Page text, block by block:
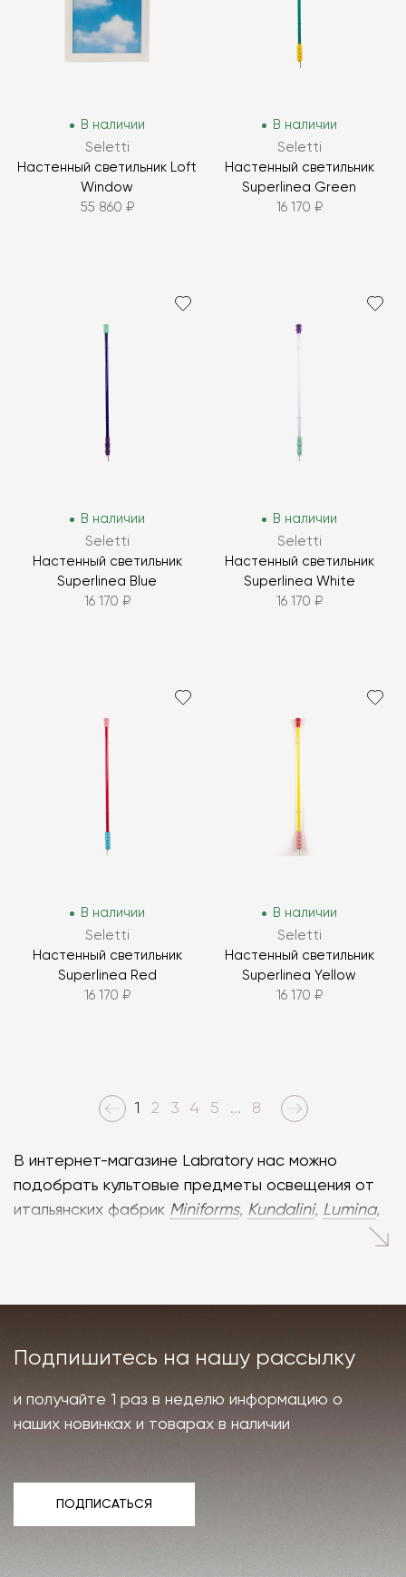
В наличии
Seletti
Настенный светильник Loft
Window
55 860 ₽
В наличии
Seletti
Настенный светильник
Superlinea Green
16 170 ₽
В наличии
Seletti
Настенный светильник
Superlinea Blue
16 170 ₽
В наличии
Seletti
Настенный светильник
Superlinea White
16 170 ₽
В наличии
Seletti
Настенный светильник
Superlinea Red
16 170 ₽
В наличии
Seletti
Настенный светильник
Superlinea Yellow
16 170 ₽
1 2 3 4 5 ... 8
В интернет-магазине Labratory нас можно
подобрать культовые предметы освещения от
итальянских фабрик Miniforms, Kundalini, Lumina,
бра, торшеры, настольные лампы, подвесные
светильники для офиса и
Итальянские бренды производят светильники для
украсят спальную комнату или гостиную, яркие
подвесные светильники Miniforms добавят
Подпишитесь на нашу рассылку
и получайте 1 раз в неделю информацию о
наших новинках и товарах в наличии
ПОДПИСАТЬСЯ